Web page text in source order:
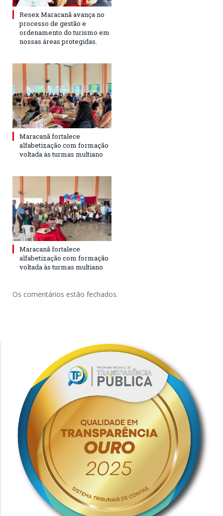
Resex Maracanã avança no
processo de gestão e
ordenamento do turismo em
nossas áreas protegidas.
Maracanã fortalece
alfabetização com formação
voltada às turmas multiano
Maracanã fortalece
alfabetização com formação
voltada às turmas multiano
Os comentários estão fechados.